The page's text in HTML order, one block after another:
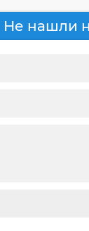
Не нашли